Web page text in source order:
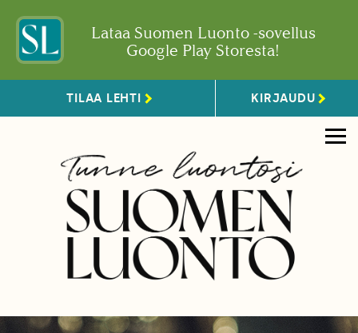
Lataa Suomen Luonto -sovellus
Google Play Storesta!
TILAA LEHTI KIRJAUDU